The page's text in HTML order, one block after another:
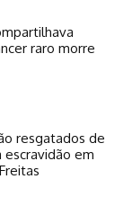
raro morre
resgatados de
escravidão em